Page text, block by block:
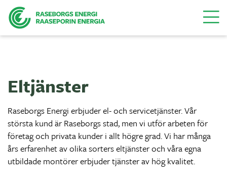
Menu
Eltjänster
Raseborgs Energi erbjuder el- och servicetjänster. Vår
största kund är Raseborgs stad, men vi utför arbeten för
företag och privata kunder i allt högre grad. Vi har många
års erfarenhet av olika sorters eltjänster och våra egna
utbildade montörer erbjuder tjänster av hög kvalitet.